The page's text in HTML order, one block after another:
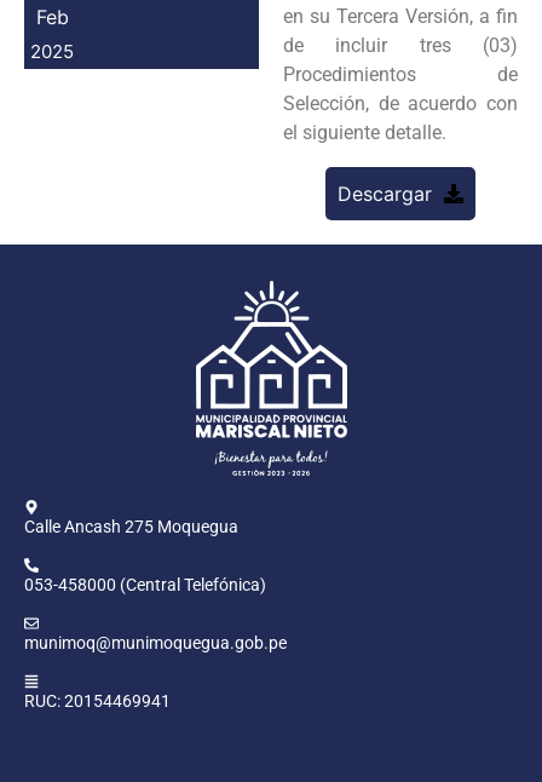
Feb
2025
en su Tercera Versión, a fin
de incluir tres (03)
Procedimientos de
Selección, de acuerdo con
el siguiente detalle.
Descargar
Calle Ancash 275 Moquegua
053-458000 (Central Telefónica)
munimoq@munimoquegua.gob.pe
RUC: 20154469941